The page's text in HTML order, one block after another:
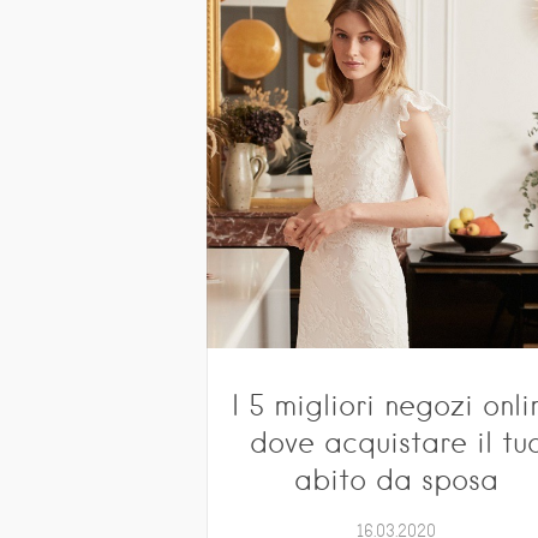
I 5 migliori negozi
dove acquistare il
abito da sposa
16.03.2020